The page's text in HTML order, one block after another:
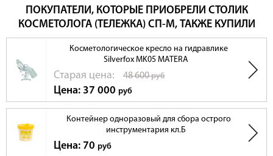
ПОКУПАТЕЛИ, КОТОРЫЕ ПРИОБРЕЛИ СТОЛИК
КОСМЕТОЛОГА (ТЕЛЕЖКА) СП-М, ТАКЖЕ КУПИЛИ
Косметологическое кресло на гидравлике
Silverfox MK05 MATERA
Cтарая цена: 48 600руб
Цена: 37 000 руб
Контейнер одноразовый для сбора острого
инструментария кл.Б
Цена: 70 руб